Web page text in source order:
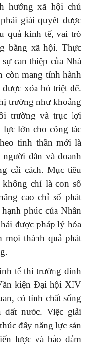
hướng xã hội chủ
giải quyết được
quả kinh tế, vai trò
bằng xã hội. Thực
can thiệp của Nhà
còn mang tính hành
xóa bỏ triệt để.
trường như khoảng
trường và trục lợi
lực lớn cho công tác
tinh thần mới là
dân và doanh
cải cách. Mục tiêu
chỉ là con số
cao chỉ số phát
phúc của Nhân
được pháp lý hóa
mọi thành quả phát
tế thị trường định
kiện Đại hội XIV
có tính chất sống
nước. Việc giải
đẩy năng lực sản
lược và bảo đảm